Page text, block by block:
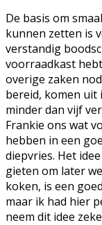
De basis om
kunnen zetten is
verstandig
voorraadkast
overige zaken
bereid, komen
minder dan vijf
Frankie ons wat
hebben in een
diepvries. Het
gieten om later
koken, is een
maar ik had hier
neem dit idee